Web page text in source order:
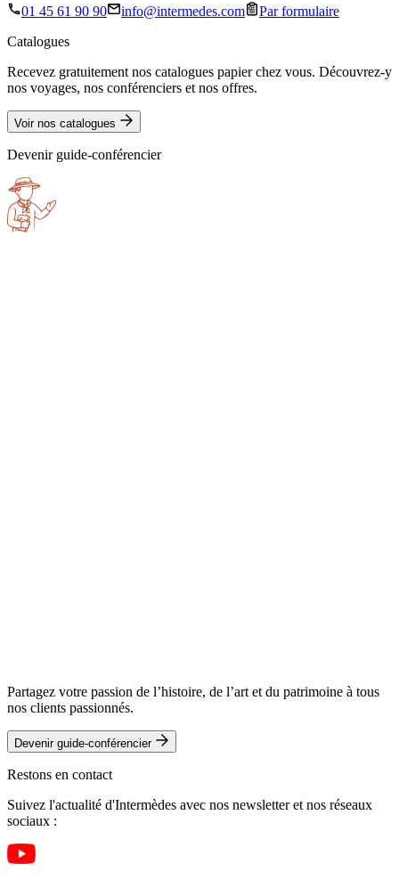
01 45 61 90 90 info@intermedes.com
Par formulaire
Catalogues
Recevez gratuitement nos catalogues papier chez vous. Découvrez-y
nos voyages, nos conférenciers et nos offres.
Voir nos catalogues
Devenir guide-conférencier
Partagez votre passion de l’histoire, de l’art et du patrimoine à tous
nos clients passionnés.
Devenir guide-conférencier
Restons en contact
Suivez l'actualité d'Intermèdes avec nos newsletter et nos réseaux
sociaux :